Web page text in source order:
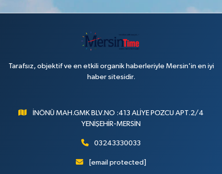
Tarafsız, objektif ve en etkili organik haberleriyle Mersin'in en iyi
haber sitesidir.
İNÖNÜ MAH.GMK BLV.NO :413 ALİYE POZCU APT.2/4
YENİŞEHİR-MERSİN
03243330033
[email protected]